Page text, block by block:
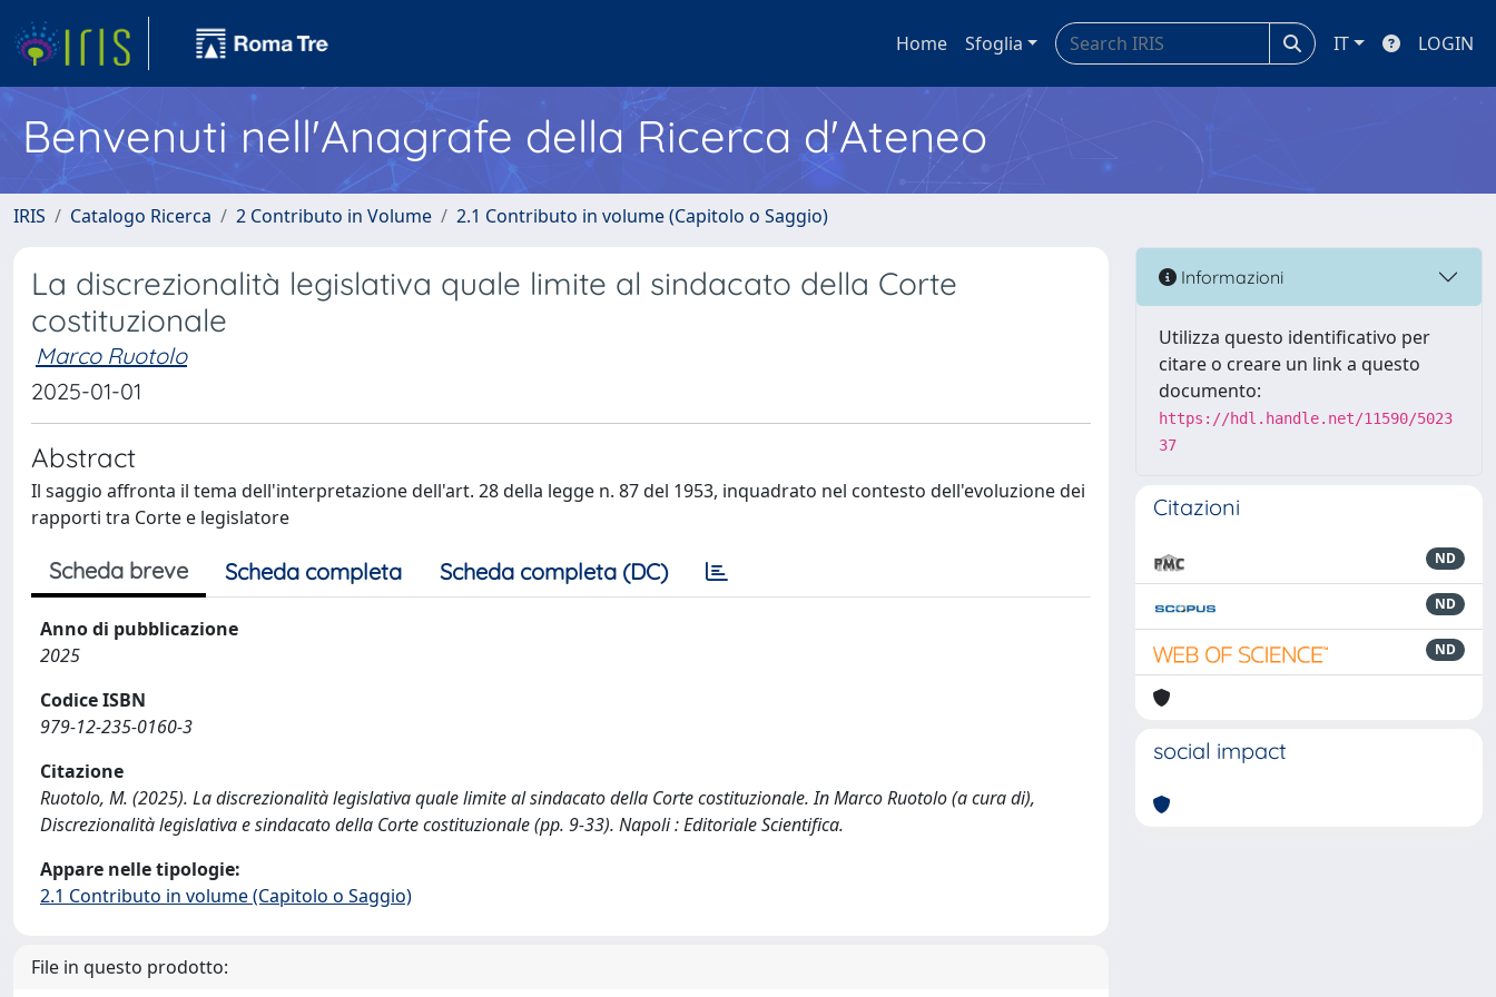
Home Sfoglia IT LOGIN
Benvenuti nell'Anagrafe della Ricerca d'Ateneo
IRIS Catalogo Ricerca 2 Contributo in Volume 2.1 Contributo in volume (Capitolo o Saggio)
La discrezionalità legislativa quale limite al sindacato della Corte
costituzionale
Marco Ruotolo
2025-01-01
Abstract
Il saggio affronta il tema dell'interpretazione dell'art. 28 della legge n. 87 del 1953, inquadrato nel contesto dell'evoluzione dei
rapporti tra Corte e legislatore
Scheda breve Scheda completa Scheda completa (DC)
Anno di pubblicazione
2025
Codice ISBN
979-12-235-0160-3
Citazione
Ruotolo, M. (2025). La discrezionalità legislativa quale limite al sindacato della Corte costituzionale. In Marco Ruotolo (a cura di),
Discrezionalità legislativa e sindacato della Corte costituzionale (pp. 9-33). Napoli : Editoriale Scientifica.
Appare nelle tipologie:
2.1 Contributo in volume (Capitolo o Saggio)
File in questo prodotto:
Informazioni
Utilizza questo identificativo per
citare o creare un link a questo
documento:
https://hdl.handle.net/11590/5023
37
Citazioni
ND
ND
ND
social impact